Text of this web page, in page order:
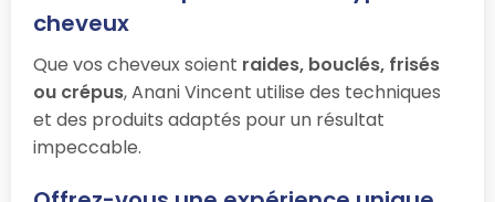
cheveux
Que vos cheveux soient raides, bouclés, frisés
ou crépus, Anani Vincent utilise des techniques
et des produits adaptés pour un résultat
impeccable.